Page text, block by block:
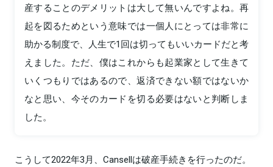
産することのデメリットは大して無いんですよね。再
起を図るためという意味では一個人にとっては非常に
助かる制度で、人生で1回は切ってもいいカードだと考
えました。ただ、僕はこれからも起業家として生きて
いくつもりではあるので、返済できない額ではないか
なと思い、今そのカードを切る必要はないと判断しま
した。
こうして2022年3月、Cansellは破産手続きを行ったのだ。